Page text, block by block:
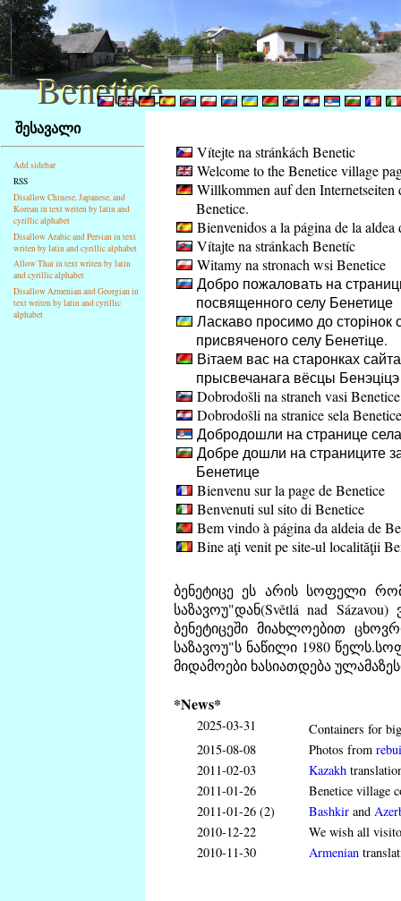
Na
obsah
Klávesové
zkratky
na
tomto
webu
základní
Hlavní
strana
შესავალი
Add sidebar
RSS
Disallow Chinese, Japanese, and
Korean in text writen by latin and
cyrillic alphabet
Disallow Arabic and Persian in text
writen by latin and cyrillic alphabet
Allow Thai in text writen by latin
and cyrillic alphabet
Disallow Armenian and Georgian in
text writen by latin and cyrillic
alphabet
Vítejte na stránkách Benetic
Welcome to the Benetice village
Willkommen auf den Internetseiten
Benetice.
Bienvenidos a la página de la aldea
Vítajte na stránkach Benetíc
Witamy na stronach wsi Benetice
Добро пожаловать на
посвященного селу Бенетице
Ласкаво просимо до сторінок
присвяченого селу Бенетiце.
Вiтаем вас на старонках
прысвечанага вёсцы Бенэцiцэ
Dobrodošli na straneh vasi Benetice
Dobrodošli na stranice sela Benetice
Добродошли на странице
Добре дошли на страниците
Бенетице
Bienvenu sur la page de Benetice
Benvenuti sul sito di Benetice
Bem vindo à página da aldeia de
Bine aţi venit pe site-ul localităţii
ბენეტიცე ეს არის სოფელი
საზავოუ"დან(Světlá nad
ბენეტიცეში მიახლოებით
საზავოუ"ს ნაწილი 1980
მიდამოები ხასიათდება
*News*
2025-03-31
Containers for
2015-08-08
Photos from
2011-02-03
Kazakh
2011-01-26
Benetice village
2011-01-26 (2)
Bashkir and
2010-12-22
We wish all
2010-11-30
Armenian
Benetice
Benetice